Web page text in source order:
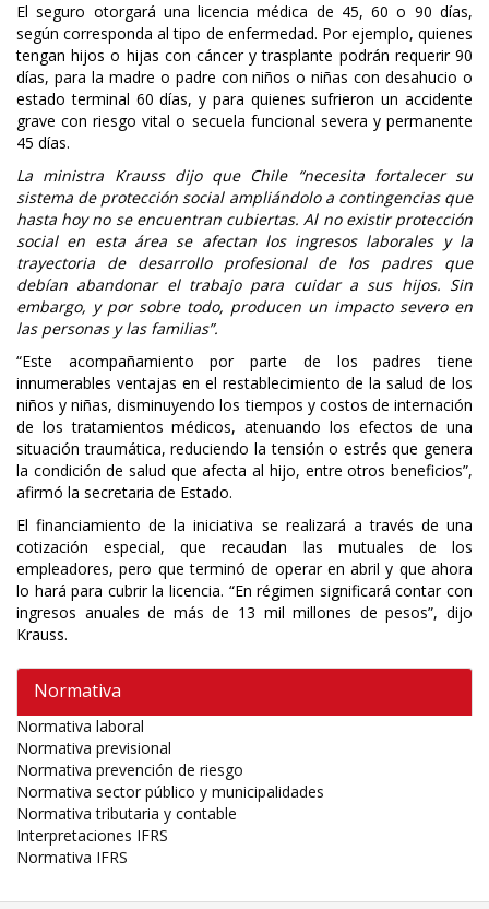
El seguro otorgará una licencia médica de 45, 60 o 90 días,
según corresponda al tipo de enfermedad. Por ejemplo, quienes
tengan hijos o hijas con cáncer y trasplante podrán requerir 90
días, para la madre o padre con niños o niñas con desahucio o
estado terminal 60 días, y para quienes sufrieron un accidente
grave con riesgo vital o secuela funcional severa y permanente
45 días.
La ministra Krauss dijo que Chile “necesita fortalecer su
sistema de protección social ampliándolo a contingencias que
hasta hoy no se encuentran cubiertas. Al no existir protección
social en esta área se afectan los ingresos laborales y la
trayectoria de desarrollo profesional de los padres que
debían abandonar el trabajo para cuidar a sus hijos. Sin
embargo, y por sobre todo, producen un impacto severo en
las personas y las familias”.
“Este acompañamiento por parte de los padres tiene
innumerables ventajas en el restablecimiento de la salud de los
niños y niñas, disminuyendo los tiempos y costos de internación
de los tratamientos médicos, atenuando los efectos de una
situación traumática, reduciendo la tensión o estrés que genera
la condición de salud que afecta al hijo, entre otros beneficios”,
afirmó la secretaria de Estado.
El financiamiento de la iniciativa se realizará a través de una
cotización especial, que recaudan las mutuales de los
empleadores, pero que terminó de operar en abril y que ahora
lo hará para cubrir la licencia. “En régimen significará contar con
ingresos anuales de más de 13 mil millones de pesos”, dijo
Krauss.
Normativa
Normativa laboral
Normativa previsional
Normativa prevención de riesgo
Normativa sector público y municipalidades
Normativa tributaria y contable
Interpretaciones IFRS
Normativa IFRS